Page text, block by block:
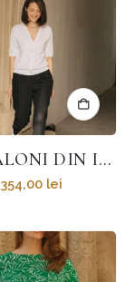
PANTALONI DIN IN MILAN
354,00 lei